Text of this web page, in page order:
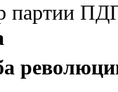
партии